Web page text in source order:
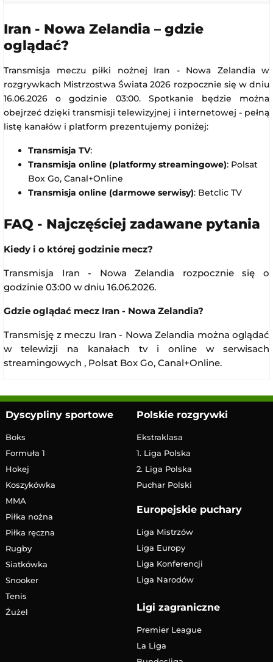
Iran - Nowa Zelandia – gdzie
oglądać?
Transmisja meczu piłki nożnej Iran - Nowa Zelandia w
rozgrywkach Mistrzostwa Świata 2026 rozpocznie się w dniu
16.06.2026 o godzinie 03:00. Spotkanie będzie można
obejrzeć dzięki transmisji telewizyjnej i internetowej - pełną
listę kanałów i platform prezentujemy poniżej:
Transmisja TV:
Transmisja online (platformy streamingowe): Polsat
Box Go, Canal+Online
Transmisja online (darmowe serwisy): Betclic TV
FAQ - Najczęściej zadawane pytania
Kiedy i o której godzinie mecz?
Transmisja Iran - Nowa Zelandia rozpocznie się o
godzinie 03:00 w dniu 16.06.2026.
Gdzie oglądać mecz Iran - Nowa Zelandia?
Transmisję z meczu Iran - Nowa Zelandia można oglądać
w telewizji na kanałach tv i online w serwisach
streamingowych , Polsat Box Go, Canal+Online.
Dyscypliny sportowe
Boks
Formuła 1
Hokej
Koszykówka
MMA
Piłka nożna
Piłka ręczna
Rugby
Siatkówka
Snooker
Tenis
Żużel
Polskie rozgrywki
Ekstraklasa
1. Liga Polska
2. Liga Polska
Puchar Polski
Europejskie puchary
Liga Mistrzów
Liga Europy
Liga Konferencji
Liga Narodów
Ligi zagraniczne
Premier League
La Liga